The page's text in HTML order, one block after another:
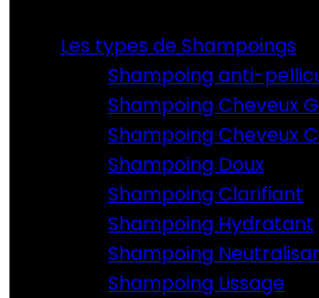
Les types de Shampoings
Shampoing anti-
Shampoing Cheveux
Shampoing Cheveux
Shampoing Doux
Shampoing Clarifiant
Shampoing Hydratant
Shampoing
Shampoing Lissage